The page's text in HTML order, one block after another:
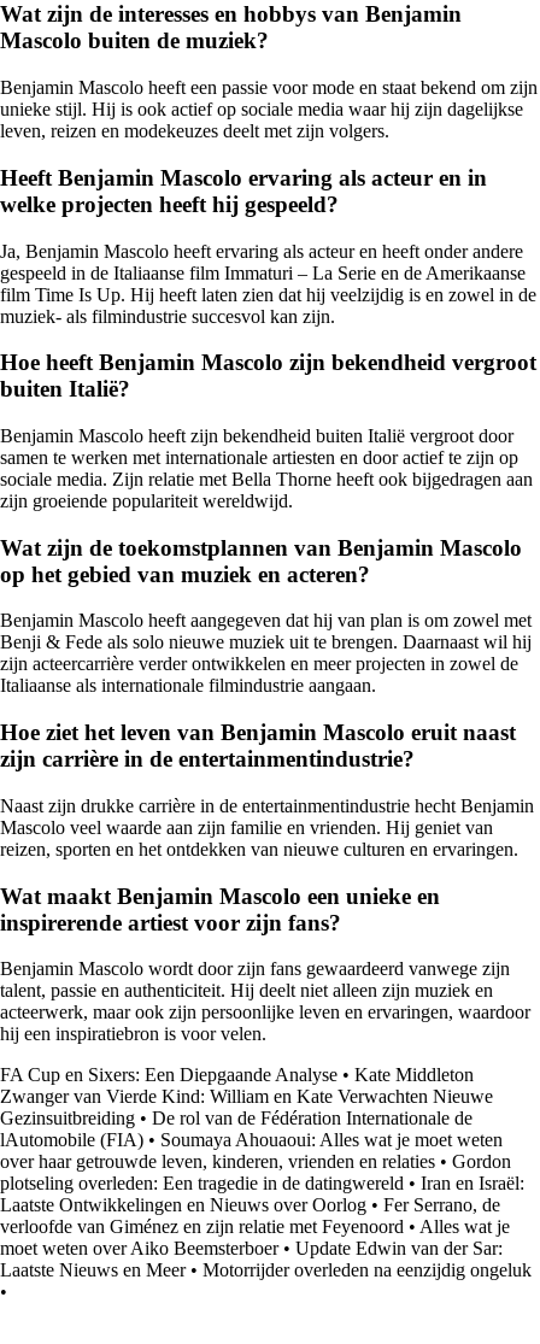
Wat zijn de interesses en hobbys van Benjamin
Mascolo buiten de muziek?
Benjamin Mascolo heeft een passie voor mode en staat bekend om zijn
unieke stijl. Hij is ook actief op sociale media waar hij zijn dagelijkse
leven, reizen en modekeuzes deelt met zijn volgers.
Heeft Benjamin Mascolo ervaring als acteur en in
welke projecten heeft hij gespeeld?
Ja, Benjamin Mascolo heeft ervaring als acteur en heeft onder andere
gespeeld in de Italiaanse film Immaturi – La Serie en de Amerikaanse
film Time Is Up. Hij heeft laten zien dat hij veelzijdig is en zowel in de
muziek- als filmindustrie succesvol kan zijn.
Hoe heeft Benjamin Mascolo zijn bekendheid vergroot
buiten Italië?
Benjamin Mascolo heeft zijn bekendheid buiten Italië vergroot door
samen te werken met internationale artiesten en door actief te zijn op
sociale media. Zijn relatie met Bella Thorne heeft ook bijgedragen aan
zijn groeiende populariteit wereldwijd.
Wat zijn de toekomstplannen van Benjamin Mascolo
op het gebied van muziek en acteren?
Benjamin Mascolo heeft aangegeven dat hij van plan is om zowel met
Benji & Fede als solo nieuwe muziek uit te brengen. Daarnaast wil hij
zijn acteercarrière verder ontwikkelen en meer projecten in zowel de
Italiaanse als internationale filmindustrie aangaan.
Hoe ziet het leven van Benjamin Mascolo eruit naast
zijn carrière in de entertainmentindustrie?
Naast zijn drukke carrière in de entertainmentindustrie hecht Benjamin
Mascolo veel waarde aan zijn familie en vrienden. Hij geniet van
reizen, sporten en het ontdekken van nieuwe culturen en ervaringen.
Wat maakt Benjamin Mascolo een unieke en
inspirerende artiest voor zijn fans?
Benjamin Mascolo wordt door zijn fans gewaardeerd vanwege zijn
talent, passie en authenticiteit. Hij deelt niet alleen zijn muziek en
acteerwerk, maar ook zijn persoonlijke leven en ervaringen, waardoor
hij een inspiratiebron is voor velen.
FA Cup en Sixers: Een Diepgaande Analyse • Kate Middleton
Zwanger van Vierde Kind: William en Kate Verwachten Nieuwe
Gezinsuitbreiding • De rol van de Fédération Internationale de
lAutomobile (FIA) • Soumaya Ahouaoui: Alles wat je moet weten
over haar getrouwde leven, kinderen, vrienden en relaties • Gordon
plotseling overleden: Een tragedie in de datingwereld • Iran en Israël:
Laatste Ontwikkelingen en Nieuws over Oorlog • Fer Serrano, de
verloofde van Giménez en zijn relatie met Feyenoord • Alles wat je
moet weten over Aiko Beemsterboer• Update Edwin van der Sar:
Laatste Nieuws en Meer• Motorrijder overleden na eenzijdig ongeluk
•